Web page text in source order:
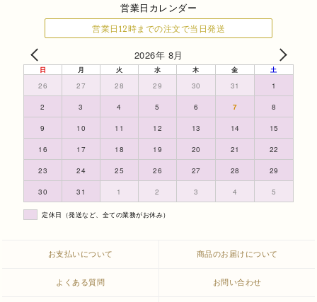
営業日カレンダー
営業日12時までの注文で当日発送
2026年 8月
日 月 火 水 木 金 土
26 27 28 29 30 31 1
2 3 4 5 6 7 8
9 10 11 12 13 14 15
16 17 18 19 20 21 22
23 24 25 26 27 28 29
30 31 1 2 3 4 5
定休日（発送など、全ての業務がお休み）
お支払いについて 商品のお届けについて
よくある質問 お問い合わせ